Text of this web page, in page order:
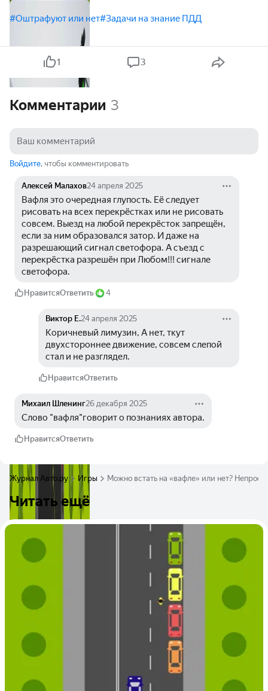
#Оштрафуют или нет#Задачи на знание ПДД
1 3
Комментарии 3
Войдите, чтобы комментировать
Алексей Малахов24 апреля 2025
Вафля это очередная глупость. Её следует
рисовать на всех перекрёстках или не рисовать
совсем. Выезд на любой перекрёсток запрещён,
если за ним образовался затор. И даже на
разрешающий сигнал светофора. А съезд с
перекрёстка разрешён при Любом!!! сигнале
светофора.
НравитсяОтветить 4
Виктор Е.24 апреля 2025
Коричневый лимузин, А нет, ткут
двухстороннее движение, совсем слепой
стал и не разглядел.
НравитсяОтветить
Михаил Шленинг26 декабря 2025
Слово "вафля"говорит о познаниях автора.
НравитсяОтветить
Журнал Авто.ру Игры Можно встать на «вафле» или нет?
Читать ещё